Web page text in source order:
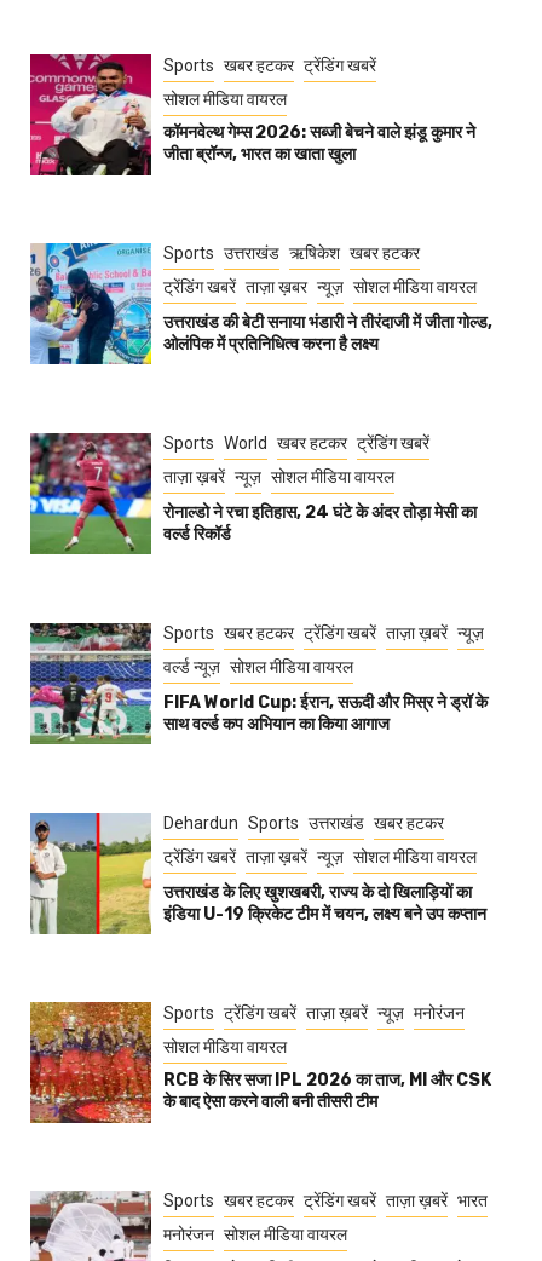
Sports खबर हटकर ट्रेंडिंग खबरें
सोशल मीडिया वायरल
कॉमनवेल्थ गेम्स 2026: सब्जी बेचने वाले झंडू कुमार ने
जीता ब्रॉन्ज, भारत का खाता खुला
Sports उत्तराखंड ऋषिकेश खबर हटकर
ट्रेंडिंग खबरें ताज़ा ख़बर न्यूज़ सोशल मीडिया वायरल
उत्तराखंड की बेटी सनाया भंडारी ने तीरंदाजी में जीता गोल्ड,
ओलंपिक में प्रतिनिधित्व करना है लक्ष्य
Sports World खबर हटकर ट्रेंडिंग खबरें
ताज़ा ख़बरें न्यूज़ सोशल मीडिया वायरल
रोनाल्डो ने रचा इतिहास, 24 घंटे के अंदर तोड़ा मेसी का
वर्ल्ड रिकॉर्ड
Sports खबर हटकर ट्रेंडिंग खबरें ताज़ा ख़बरें न्यूज़
वर्ल्ड न्यूज़ सोशल मीडिया वायरल
FIFA World Cup: ईरान, सऊदी और मिस्र ने ड्रॉ के
साथ वर्ल्ड कप अभियान का किया आगाज
Dehardun Sports उत्तराखंड खबर हटकर
ट्रेंडिंग खबरें ताज़ा ख़बरें न्यूज़ सोशल मीडिया वायरल
उत्तराखंड के लिए खुशखबरी, राज्य के दो खिलाड़ियों का
इंडिया U-19 क्रिकेट टीम में चयन, लक्ष्य बने उप कप्तान
Sports ट्रेंडिंग खबरें ताज़ा ख़बरें न्यूज़ मनोरंजन
सोशल मीडिया वायरल
RCB के सिर सजा IPL 2026 का ताज, MI और CSK
के बाद ऐसा करने वाली बनी तीसरी टीम
Sports खबर हटकर ट्रेंडिंग खबरें ताज़ा ख़बरें भारत
मनोरंजन सोशल मीडिया वायरल